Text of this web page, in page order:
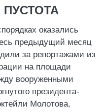
ПУСТОТА
оказались
предыдущий месяц
за репортажами из
на площади
вооруженными
президента-
Молотова,